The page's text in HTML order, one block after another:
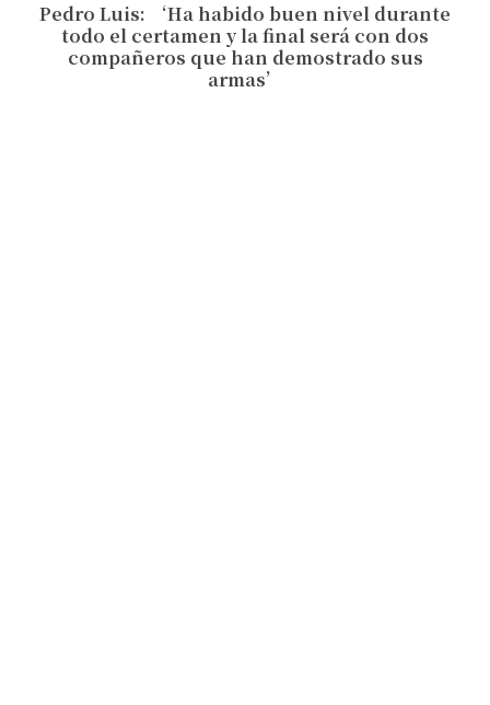
Pedro Luis: ‘Ha habido buen nivel durante
todo el certamen y la final será con dos
compañeros que han demostrado sus
armas’